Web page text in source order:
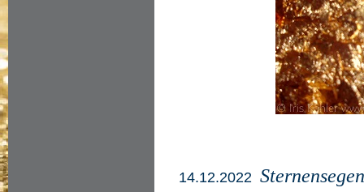
14.12.2022 Sternensegen